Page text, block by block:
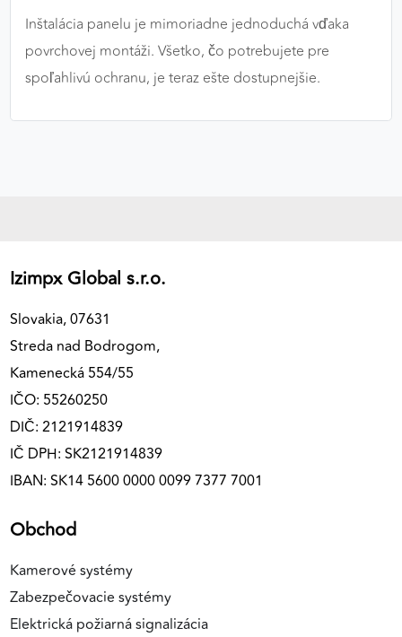
Inštalácia panelu je mimoriadne jednoduchá vďaka
povrchovej montáži. Všetko, čo potrebujete pre
spoľahlivú ochranu, je teraz ešte dostupnejšie.
Izimpx Global s.r.o.
Slovakia, 07631
Streda nad Bodrogom,
Kamenecká 554/55
IČO: 55260250
DIČ: 2121914839
IČ DPH: SK2121914839
IBAN: SK14 5600 0000 0099 7377 7001
Obchod
Kamerové systémy
Zabezpečovacie systémy
Elektrická požiarná signalizácia